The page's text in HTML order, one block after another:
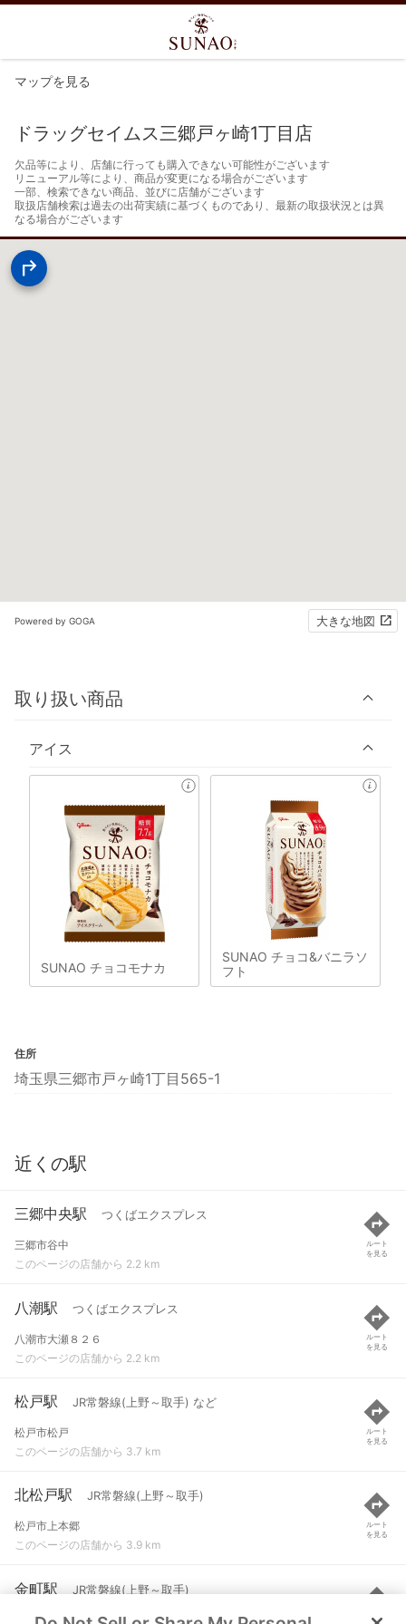
マップを見る
ドラッグセイムス三郷戸ヶ崎1丁目店
欠品等により、店舗に行っても購入できない可能性がございます
リニューアル等により、商品が変更になる場合がございます
一部、検索できない商品、並びに店舗がございます
取扱店舗検索は過去の出荷実績に基づくものであり、最新の取扱状況とは異
なる場合がございます
Powered by GOGA 大きな地図
取り扱い商品
アイス
SUNAO チョコモナカ
SUNAO チョコ&バニラソ
フト
住所
埼玉県三郷市戸ヶ崎1丁目565-1
近くの駅
三郷中央駅 つくばエクスプレス
三郷市谷中
このページの店舗から 2.2 km
ルート
を見る
八潮駅 つくばエクスプレス
八潮市大瀬８２６
このページの店舗から 2.2 km
ルート
を見る
松戸駅 JR常磐線(上野～取手) など
松戸市松戸
このページの店舗から 3.7 km
ルート
を見る
北松戸駅 JR常磐線(上野～取手)
松戸市上本郷
このページの店舗から 3.9 km
ルート
を見る
金町駅 JR常磐線(上野～取手)
葛飾区金町６丁目
ルート